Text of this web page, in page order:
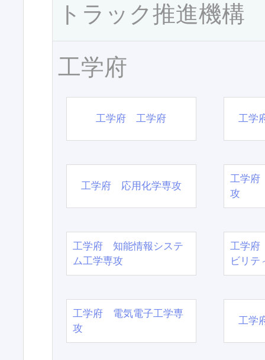
トラック推進機構
工学府
工学府 工学府 工学
工学府 応用化学専攻
工学府
攻
工学府 知能情報システ
ム工学専攻
工学府
ビリテ
工学府 電気電子工学専
攻
工学